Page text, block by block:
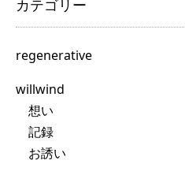
カテゴリー
regenerative
willwind
想い
記録
お誘い